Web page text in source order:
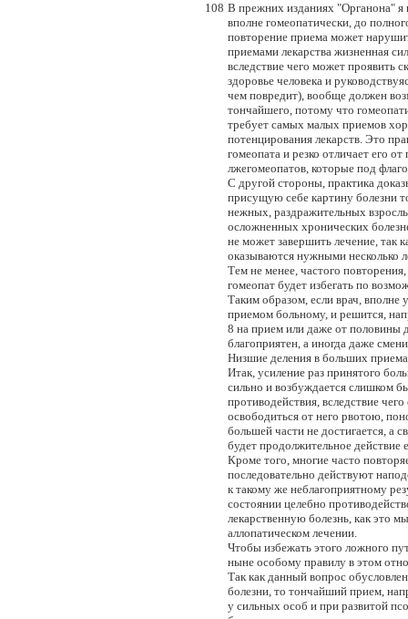
108 В прежних изданиях "Органона" я
вполне гомеопатически, до
повторение приема может
приемами лекарства жизненная
вследствие чего может проявить
здоровье человека и
чем повредит), вообще должен
тончайшего, потому что
требует самых малых приемов
потенцирования лекарств. Это
гомеопата и резко отличает его
лжегомеопатов, которые под
С другой стороны, практика
присущую себе картину болезни
нежных, раздражительных
осложненных хронических
не может завершить лечение, так
оказываются нужными несколько
Тем не менее, частого
гомеопат будет избегать по
Таким образом, если врач,
приемом больному, и решится,
8 на прием или даже от половины
благоприятен, а иногда даже
Низшие деления в больших
Итак, усиление раз принятого
сильно и возбуждается слишком
противодействия, вследствие
освободиться от него рвотою,
большей части не достигается, а
будет продолжительное действие
Кроме того, многие часто
последовательно действуют
к такому же неблагоприятному
состоянии целебно
лекарственную болезнь, как это
аллопатическом лечении.
Чтобы избежать этого ложного
ныне особому правилу в этом
Так как данный вопрос
болезни, то тончайший прием,
у сильных особ и при развитой